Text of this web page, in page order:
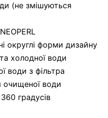
(не змішуються
округлі форми дизайну
холодної води
води з фільтра
очищеної води
градусів